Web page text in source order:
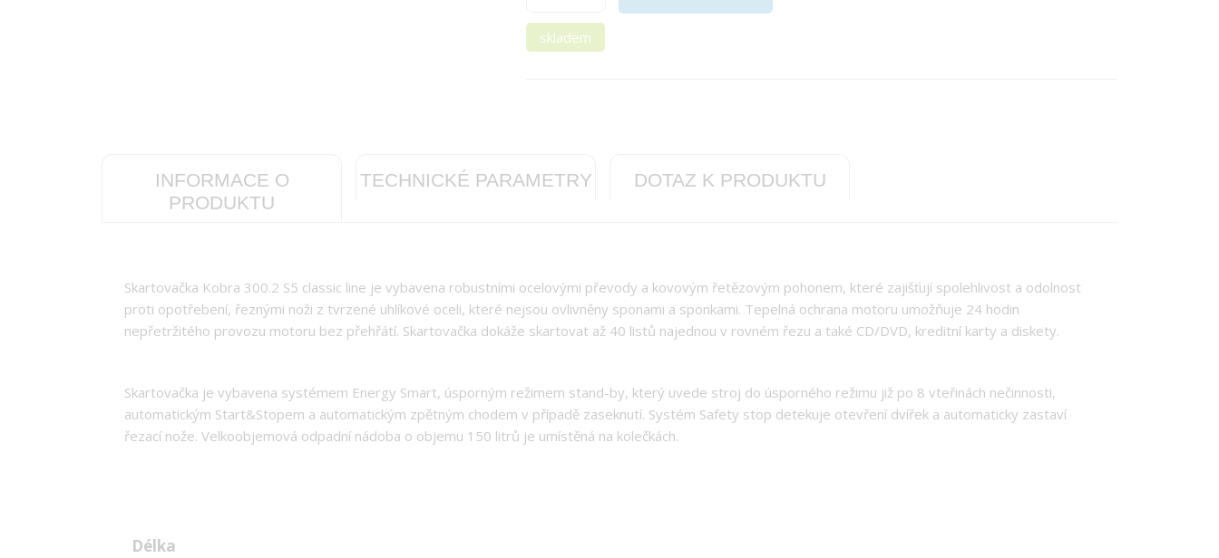
skladem
INFORMACE O
PRODUKTU
TECHNICKÉ PARAMETRY DOTAZ K PRODUKTU
Skartovačka Kobra 300.2 S5 classic line je vybavena robustními ocelovými převody a kovovým řetězovým pohonem, které zajišťují spolehlivost a odolnost
proti opotřebení, řeznými noži z tvrzené uhlíkové oceli, které nejsou ovlivněny sponami a sponkami. Tepelná ochrana motoru umožňuje 24 hodin
nepřetržitého provozu motoru bez přehřátí. Skartovačka dokáže skartovat až 40 listů najednou v rovném řezu a také CD/DVD, kreditní karty a diskety.
Skartovačka je vybavena systémem Energy Smart, úsporným režimem stand-by, který uvede stroj do úsporného režimu již po 8 vteřinách nečinnosti,
automatickým Start&Stopem a automatickým zpětným chodem v případě zaseknutí. Systém Safety stop detekuje otevření dvířek a automaticky zastaví
řezací nože. Velkoobjemová odpadní nádoba o objemu 150 litrů je umístěná na kolečkách.
Délka